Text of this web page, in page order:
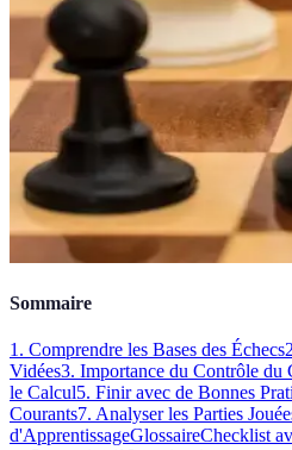
Sommaire
1. Comprendre les Bases des Échecs
Vidées3. Importance du Contrôle du
le Calcul5. Finir avec de Bonnes
Courants7. Analyser les Parties
d'ApprentissageGlossaireChecklist